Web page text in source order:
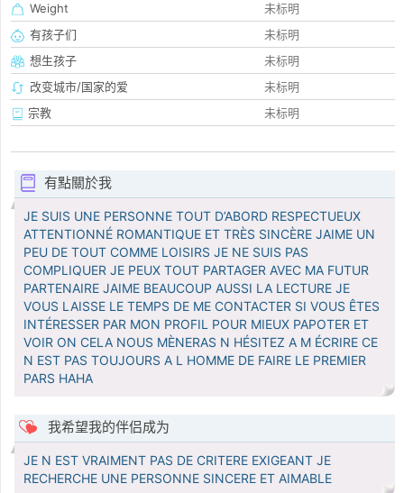
Weight
未标明
有孩子们
未标明
想生孩子
未标明
改变城市/国家的爱
未标明
宗教
未标明
有點關於我
JE SUIS UNE PERSONNE TOUT D’ABORD RESPECTUEUX
ATTENTIONNÉ ROMANTIQUE ET TRÈS SINCÈRE JAIME UN
PEU DE TOUT COMME LOISIRS JE NE SUIS PAS
COMPLIQUER JE PEUX TOUT PARTAGER AVEC MA FUTUR
PARTENAIRE JAIME BEAUCOUP AUSSI LA LECTURE JE
VOUS LAISSE LE TEMPS DE ME CONTACTER SI VOUS ÊTES
INTÉRESSER PAR MON PROFIL POUR MIEUX PAPOTER ET
VOIR ON CELA NOUS MÈNERAS N HÉSITEZ A M ÉCRIRE CE
N EST PAS TOUJOURS A L HOMME DE FAIRE LE PREMIER
PARS HAHA
我希望我的伴侣成为
JE N EST VRAIMENT PAS DE CRITERE EXIGEANT JE
RECHERCHE UNE PERSONNE SINCERE ET AIMABLE